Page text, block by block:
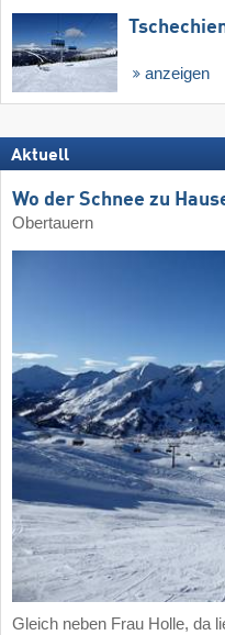
anzeigen
Aktuell
Wo der Schnee zu
Obertauern
Gleich neben Frau Holle, da